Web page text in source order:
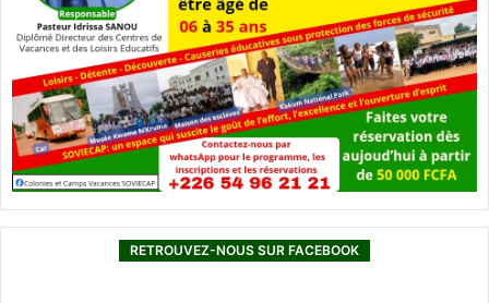
RETROUVEZ-NOUS SUR FACEBOOK